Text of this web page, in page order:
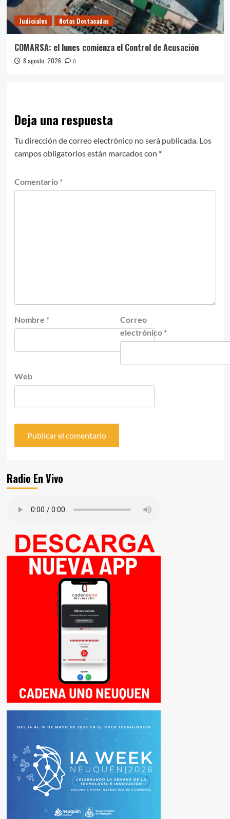
Judiciales Notas Destacadas
COMARSA: el lunes comienza el Control de Acusación
8 agosto, 2026 0
Deja una respuesta
Tu dirección de correo electrónico no será publicada. Los
campos obligatorios están marcados con *
Comentario *
Nombre *
Correo
electrónico *
Web
Radio En Vivo